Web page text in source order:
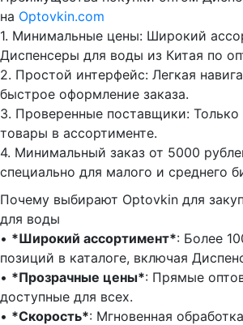
на Optovkin.com
1.⁠ ⁠Минимальные цены: Широкий
Диспенсеры для воды из Китая по
2.⁠ ⁠Простой интерфейс: Легкая
быстрое оформление заказа.
3.⁠ ⁠Проверенные поставщики:
товары в ассортименте.
4.⁠ ⁠Минимальный заказ от 5000
специально для малого и среднего
Почему выбирают Optovkin для
для воды
•⁠ ⁠ *Широкий ассортимент*: Более
позиций в каталоге, включая
•⁠ ⁠ *Прозрачные цены*: Прямые
доступные для всех.
•⁠ ⁠ *Скорость*: Мгновенная